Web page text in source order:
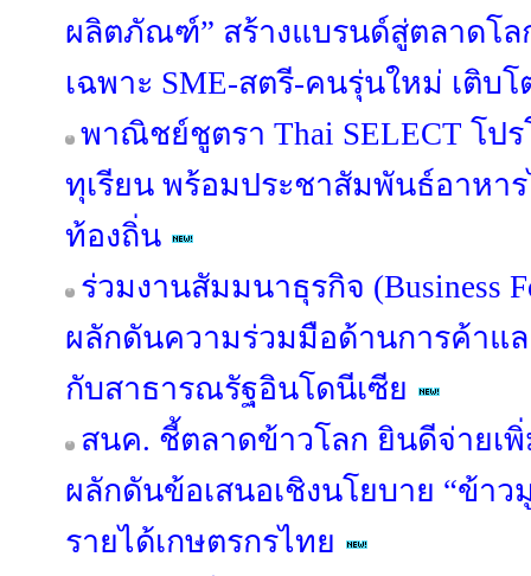
ผลิตภัณฑ์” สร้างแบรนด์สู่ตลาดโ
เฉพาะ SME-สตรี-คนรุ่นใหม่ เติบ
พาณิชย์ชูตรา Thai SELECT โป
ทุเรียน พร้อมประชาสัมพันธ์อาหา
ท้องถิ่น
ร่วมงานสัมมนาธุรกิจ (Business
ผลักดันความร่วมมือด้านการค้าแ
กับสาธารณรัฐอินโดนีเซีย
สนค. ชี้ตลาดข้าวโลก ยินดีจ่ายเ
ผลักดันข้อเสนอเชิงนโยบาย “ข้าว
รายได้เกษตรกรไทย